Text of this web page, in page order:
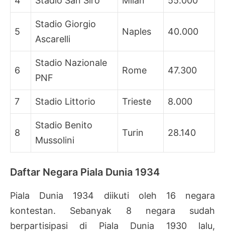
5
Stadio Giorgio
Ascarelli
Naples 40.000
6
Stadio Nazionale
PNF
Rome 47.300
7 Stadio Littorio Trieste 8.000
8
Stadio Benito
Mussolini
Turin 28.140
Daftar Negara Piala Dunia 1934
Piala Dunia 1934 diikuti oleh 16 negara
kontestan. Sebanyak 8 negara sudah
berpartisipasi di Piala Dunia 1930 lalu,